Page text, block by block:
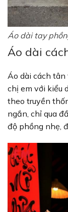
Áo dài tay
Áo dài
Áo dài cách
chị em với kiểu
theo truyền
ngắn, chỉ qua
độ phồng nhẹ,